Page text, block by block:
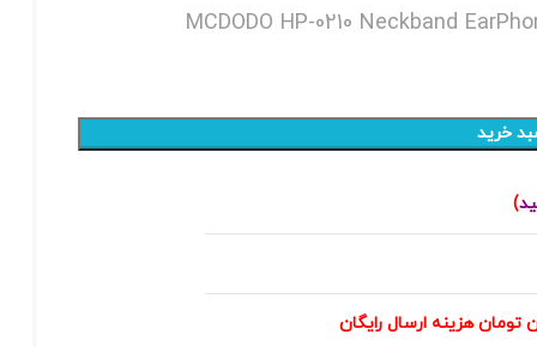
MCDODO HP-0210 Neckband
خرید
)